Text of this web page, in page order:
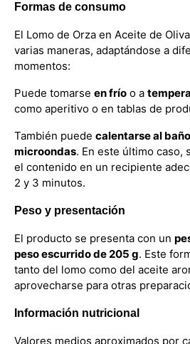
Formas de consumo
El Lomo de Orza en Aceite de
varias maneras, adaptándose a
momentos:
Puede tomarse en frío o a
como aperitivo o en tablas de
También puede calentarse al
microondas. En este último caso,
el contenido en un recipiente
2 y 3 minutos.
Peso y presentación
El producto se presenta con un
peso escurrido de 205 g. Este
tanto del lomo como del aceite
aprovecharse para otras
Información nutricional
Valores medios aproximados por